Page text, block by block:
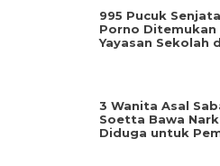
995 Pucuk
Porno Ditemukan
Yayasan Sekolah
3 Wanita Asal
Soetta Bawa
Diduga untuk